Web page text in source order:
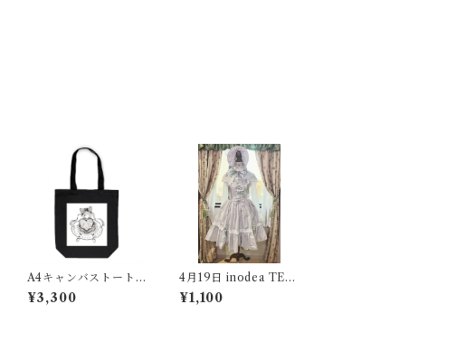
A4キャンバストート
バレンタイン BK
¥3,300
4月19日 inodea TEA
PARTY用 【コーデ
⑤】
¥1,100